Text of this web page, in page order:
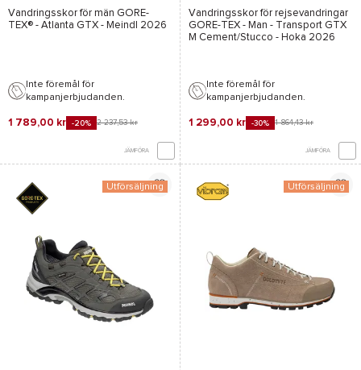
Vandringsskor för män GORE-
TEX® - Atlanta GTX - Meindl 2026
Inte föremål för
kampanjerbjudanden.
1 789,00 kr -20% 2 237,53 kr
JÄMFÖRA
Vandringsskor för rejsevandringar
GORE-TEX - Man -
Transport GTX
M Cement/Stucco - Hoka 2026
Inte föremål för
kampanjerbjudanden.
1 299,00 kr -30% 1 864,43 kr
JÄMFÖRA
Utförsäljning Utförsäljning